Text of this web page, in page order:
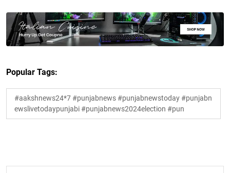
Popular Tags:
#aakshnews24*7 #punjabnews #punjabnewstoday #punjabn
ewslivetodaypunjabi #punjabnews2024election #pun